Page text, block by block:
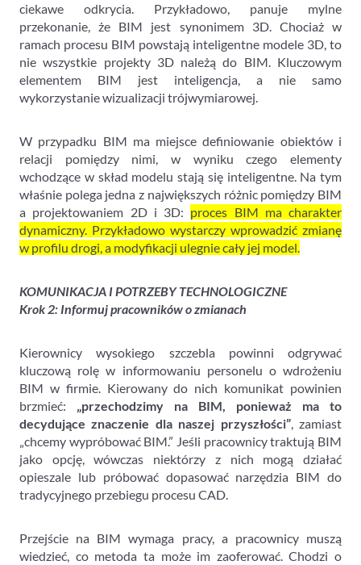
ciekawe odkrycia. Przykładowo, panuje mylne
przekonanie, że BIM jest synonimem 3D. Chociaż w
ramach procesu BIM powstają inteligentne modele 3D, to
nie wszystkie projekty 3D należą do BIM. Kluczowym
elementem BIM jest inteligencja, a nie samo
wykorzystanie wizualizacji trójwymiarowej.
W przypadku BIM ma miejsce definiowanie obiektów i
relacji pomiędzy nimi, w wyniku czego elementy
wchodzące w skład modelu stają się inteligentne. Na tym
właśnie polega jedna z największych różnic pomiędzy BIM
a projektowaniem 2D i 3D: proces BIM ma charakter
dynamiczny. Przykładowo wystarczy wprowadzić zmianę
w profilu drogi, a modyfikacji ulegnie cały jej model.
KOMUNIKACJA I POTRZEBY TECHNOLOGICZNE
Krok 2: Informuj pracowników o zmianach
Kierownicy wysokiego szczebla powinni odgrywać
kluczową rolę w informowaniu personelu o wdrożeniu
BIM w firmie. Kierowany do nich komunikat powinien
brzmieć: „przechodzimy na BIM, ponieważ ma to
decydujące znaczenie dla naszej przyszłości”, zamiast
„chcemy wypróbować BIM.” Jeśli pracownicy traktują BIM
jako opcję, wówczas niektórzy z nich mogą działać
opieszale lub próbować dopasować narzędzia BIM do
tradycyjnego przebiegu procesu CAD.
Przejście na BIM wymaga pracy, a pracownicy muszą
wiedzieć, co metoda ta może im zaoferować. Chodzi o